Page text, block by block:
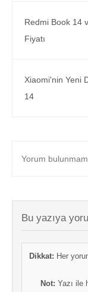
Redmi Book 14
Fiyatı
Xiaomi'nin Yeni
14
Yorum
Bu yazıya
Dikkat: Her
Not: Yazı ile